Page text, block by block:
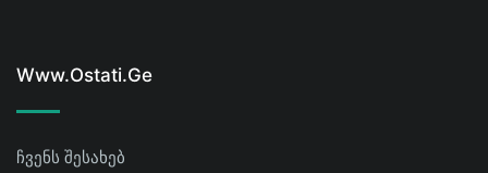
Www.ostati.ge
ჩვენს შესახებ